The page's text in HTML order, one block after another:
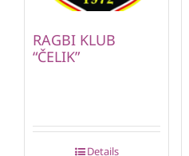
RAGBI KLUB
“ČELIK”
Details